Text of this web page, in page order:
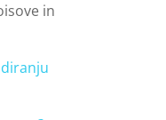
in